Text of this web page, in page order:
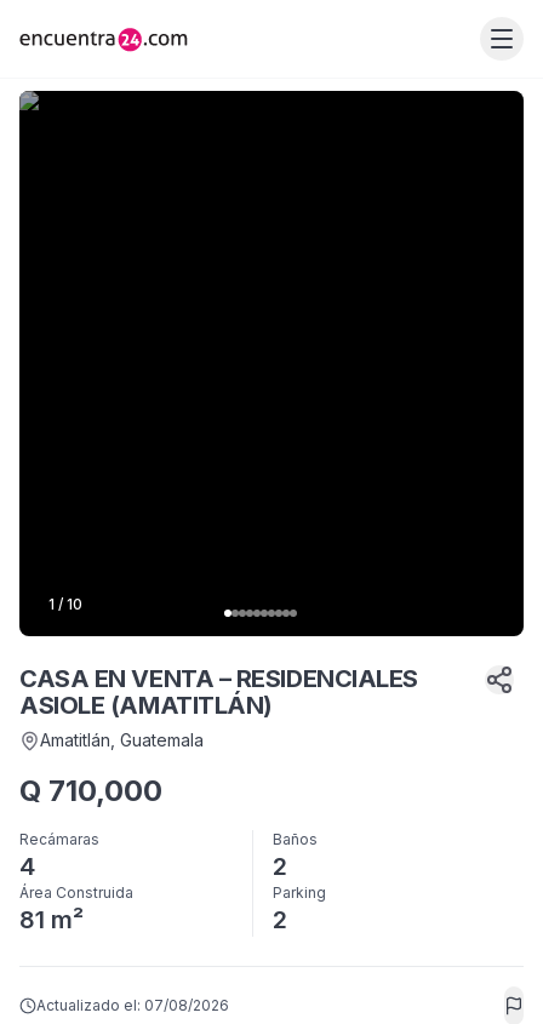
1 / 10
CASA EN VENTA – RESIDENCIALES
ASIOLE (AMATITLÁN)
Amatitlán , Guatemala
Q 710,000
Recámaras
4
Baños
2
Área Construida
81 m²
Parking
2
Actualizado el: 07/08/2026